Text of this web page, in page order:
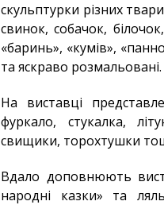
скульптурки різних
свинок, собачок,
«баринь», «кумів»,
та яскраво розмальовані.
На виставці
фуркало, стукалка,
свищики, торохтушки
Вдало доповнюють
народні казки» та